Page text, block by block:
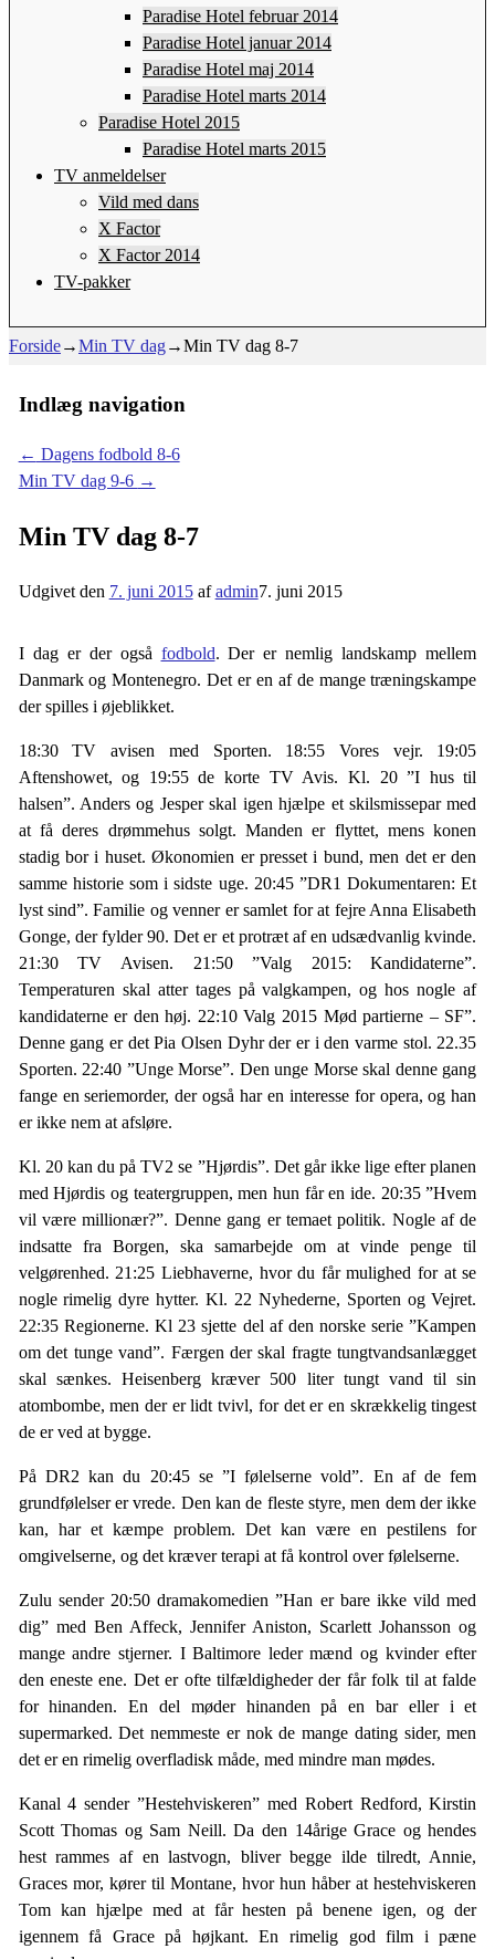
Paradise Hotel februar 2014
Paradise Hotel januar 2014
Paradise Hotel maj 2014
Paradise Hotel marts 2014
Paradise Hotel 2015
Paradise Hotel marts 2015
TV anmeldelser
Vild med dans
X Factor
X Factor 2014
TV-pakker
Forside→Min TV dag→Min TV dag 8-7
Indlæg navigation
← Dagens fodbold 8-6
Min TV dag 9-6 →
Min TV dag 8-7
Udgivet den 7. juni 2015 afadmin7. juni 2015
I dag er der også fodbold. Der er nemlig landskamp mellem
Danmark og Montenegro. Det er en af de mange træningskampe
der spilles i øjeblikket.
18:30 TV avisen med Sporten. 18:55 Vores vejr. 19:05
Aftenshowet, og 19:55 de korte TV Avis. Kl. 20 ”I hus til
halsen”. Anders og Jesper skal igen hjælpe et skilsmissepar med
at få deres drømmehus solgt. Manden er flyttet, mens konen
stadig bor i huset. Økonomien er presset i bund, men det er den
samme historie som i sidste uge. 20:45 ”DR1 Dokumentaren: Et
lyst sind”. Familie og venner er samlet for at fejre Anna Elisabeth
Gonge, der fylder 90. Det er et protræt af en udsædvanlig kvinde.
21:30 TV Avisen. 21:50 ”Valg 2015: Kandidaterne”.
Temperaturen skal atter tages på valgkampen, og hos nogle af
kandidaterne er den høj. 22:10 Valg 2015 Mød partierne – SF”.
Denne gang er det Pia Olsen Dyhr der er i den varme stol. 22.35
Sporten. 22:40 ”Unge Morse”. Den unge Morse skal denne gang
fange en seriemorder, der også har en interesse for opera, og han
er ikke nem at afsløre.
Kl. 20 kan du på TV2 se ”Hjørdis”. Det går ikke lige efter planen
med Hjørdis og teatergruppen, men hun får en ide. 20:35 ”Hvem
vil være millionær?”. Denne gang er temaet politik. Nogle af de
indsatte fra Borgen, ska samarbejde om at vinde penge til
velgørenhed. 21:25 Liebhaverne, hvor du får mulighed for at se
nogle rimelig dyre hytter. Kl. 22 Nyhederne, Sporten og Vejret.
22:35 Regionerne. Kl 23 sjette del af den norske serie ”Kampen
om det tunge vand”. Færgen der skal fragte tungtvandsanlægget
skal sænkes. Heisenberg kræver 500 liter tungt vand til sin
atombombe, men der er lidt tvivl, for det er en skrækkelig tingest
de er ved at bygge.
På DR2 kan du 20:45 se ”I følelserne vold”. En af de fem
grundfølelser er vrede. Den kan de fleste styre, men dem der ikke
kan, har et kæmpe problem. Det kan være en pestilens for
omgivelserne, og det kræver terapi at få kontrol over følelserne.
Zulu sender 20:50 dramakomedien ”Han er bare ikke vild med
dig” med Ben Affeck, Jennifer Aniston, Scarlett Johansson og
mange andre stjerner. I Baltimore leder mænd og kvinder efter
den eneste ene. Det er ofte tilfældigheder der får folk til at falde
for hinanden. En del møder hinanden på en bar eller i et
supermarked. Det nemmeste er nok de mange dating sider, men
det er en rimelig overfladisk måde, med mindre man mødes.
Kanal 4 sender ”Hestehviskeren” med Robert Redford, Kirstin
Scott Thomas og Sam Neill. Da den 14årige Grace og hendes
hest rammes af en lastvogn, bliver begge ilde tilredt, Annie,
Graces mor, kører til Montane, hvor hun håber at hestehviskeren
Tom kan hjælpe med at får hesten på benene igen, og der
igennem få Grace på højkant. En rimelig god film i pæne